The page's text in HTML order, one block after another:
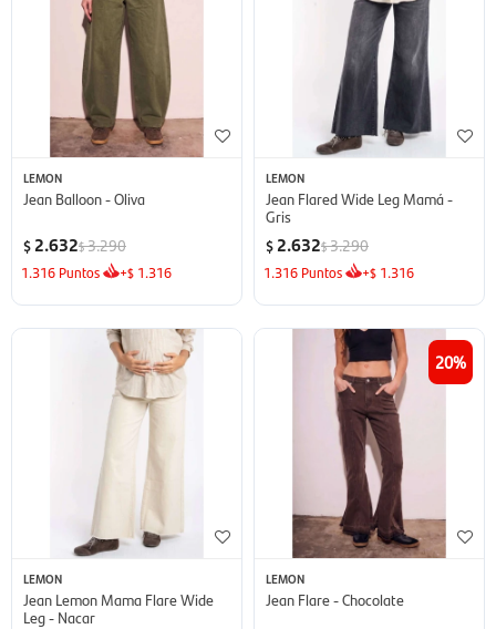
LEMON
Jean Balloon - Oliva
$ 2.632$3.290
1.316 Puntos +$ 1.316
LEMON
Jean Flared Wide Leg Mamá -
Gris
$ 2.632$3.290
1.316 Puntos +$ 1.316
LEMON
Jean Lemon Mama Flare Wide
Leg - Nacar
20
LEMON
Jean Flare - Chocolate